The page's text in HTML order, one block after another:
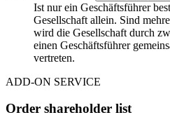
Ist nur ein Geschäftsführer
Gesellschaft allein. Sind
wird die Gesellschaft durch
einen Geschäftsführer
vertreten.
ADD-ON SERVICE
Order shareholder list